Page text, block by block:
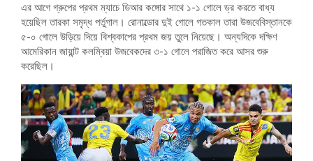
এর আগে গ্রুপের প্রথম ম্যাচে ডিআর কঙ্গোর সাথে ১-১ গোলে ড্র করতে বাধ্য
হয়েছিল তারকা সমৃদ্ধ পর্তুগাল। রোনাল্ডোর দুই গোলে গতকাল তারা উজবেবিস্তানকে
৫-০ গোলে উড়িয়ে দিয়ে বিশ্বকাপের প্রথম জয় তুলে নিয়েছে। অন্যদিকে দক্ষিণ
আমেরিকান জায়ান্ট কলম্বিয়া উজবেকদের ৩-১ গোলে পরাজিত করে আসর শুরু
করেছিল।